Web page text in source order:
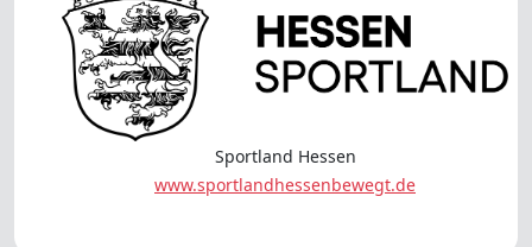
Sportland Hessen
www.sportlandhessenbewegt.de